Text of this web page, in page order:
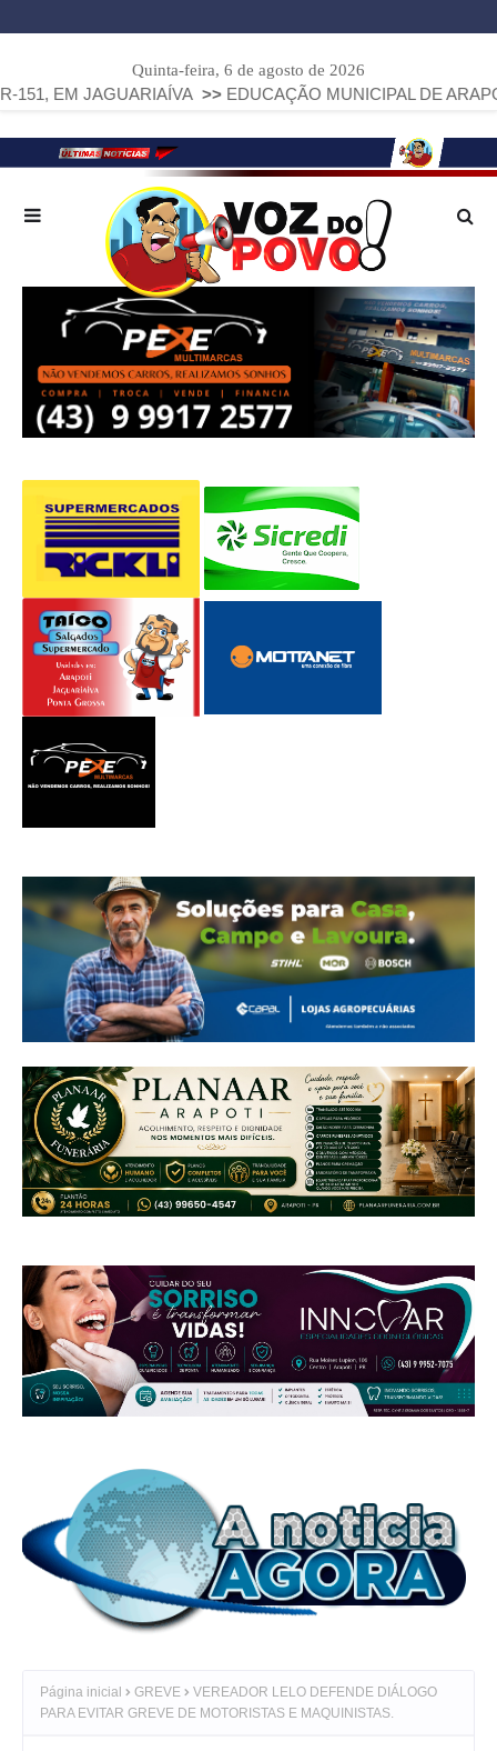
Quinta-feira, 6 de agosto de 2026
>> EDUCAÇÃO MUNICIPAL DE ARAPOTI
Página inicial GREVE
VEREADOR LELO DEFENDE DIÁLOGO
PARA EVITAR GREVE DE MOTORISTAS E MAQUINISTAS.